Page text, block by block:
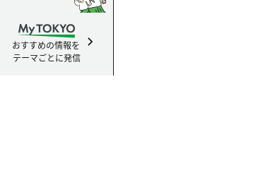
おすすめの情報を
テーマごとに発信